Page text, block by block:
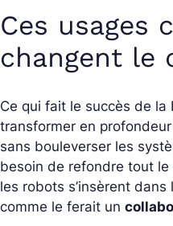
Ces usages
changent le
Ce qui fait le succès de la
transformer en
sans bouleverser les
besoin de refondre tout le
les robots s’insèrent
comme le ferait un